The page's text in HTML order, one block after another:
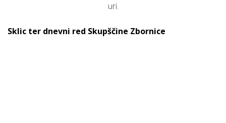
uri.
Sklic ter dnevni red Skupščine Zbornice